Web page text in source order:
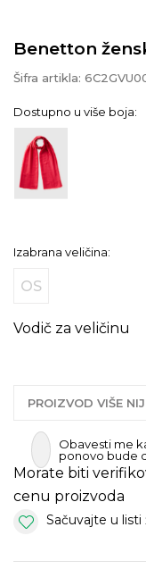
Benetton
Šifra artikla:
Dostupno u više boja:
Izabrana veličina:
OS
Vodič za veličinu
PROIZVOD VIŠE
Obavesti me
ponovo bude
Morate biti
cenu proizvoda
Sačuvajte u listi